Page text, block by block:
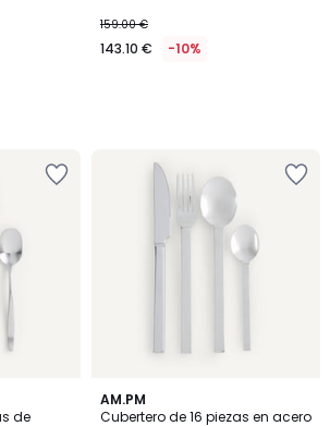
159.00 €
143.10 € -10%
de
AM.PM
Cubertero de 16 piezas en acero